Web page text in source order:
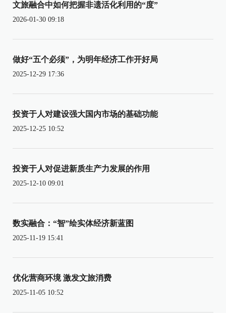
文旅融合中如何把握非遗活化利用的“度”
2026-01-30 09:18
做好“五个必须”，为明年经济工作开好局
2025-12-29 17:36
投资于人对建设强大国内市场的基础功能
2025-12-25 10:52
投资于人对促进新质生产力发展的作用
2025-12-10 09:01
数实融合：“智”绘实体经济新蓝图
2025-11-19 15:41
优化营商环境 激发文旅消费
2025-11-05 10:52